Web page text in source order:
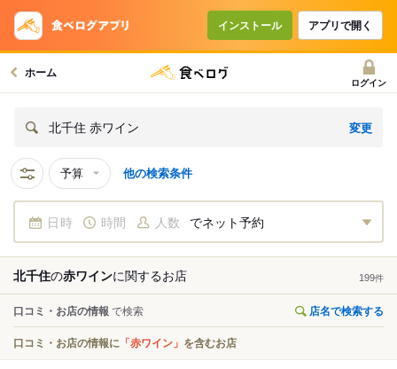
インストール アプリで開く
ホーム
ログイン
北千住 赤ワイン 変更
予算 他の検索条件
日時 時間 人数 でネット予約
北千住の赤ワインに関するお店 199件
口コミ・お店の情報 で検索 店名で検索する
口コミ・お店の情報に 「赤ワイン」 を含むお店